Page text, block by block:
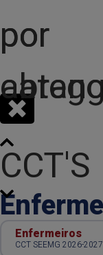
por
por
CCT'S
Enfermeiros
CCT SEEMG 2026-